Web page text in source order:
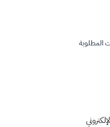
المطلوبة